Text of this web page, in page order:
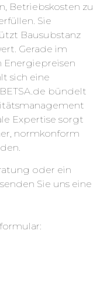
Betriebskosten zu
Sie
Bausubstanz
Gerade im
Energiepreisen
sich eine
bündelt
Expertise sorgt
normkonform
oder ein
Sie uns eine